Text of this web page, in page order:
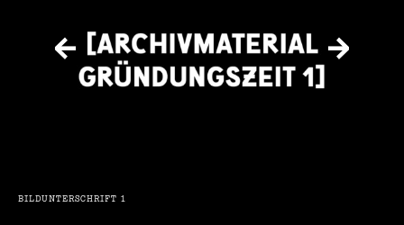
BILDUNTERSCHRIFT 1
← →